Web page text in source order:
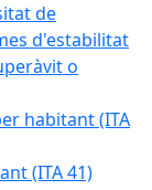
de
d'estabilitat
o
habitant (ITA
(ITA 41)